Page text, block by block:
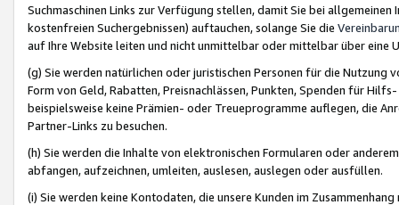
Suchmaschinen Links zur Verfügung stellen, damit Sie bei
kostenfreien Suchergebnissen) auftauchen, solange Sie die
auf Ihre Website leiten und nicht unmittelbar oder mittelbar über eine
(g) Sie werden natürlichen oder juristischen Personen für die Nutzung
Form von Geld, Rabatten, Preisnachlässen, Punkten, Spenden für
beispielsweise keine Prämien- oder Treueprogramme auflegen, die
Partner-Links zu besuchen.
(h) Sie werden die Inhalte von elektronischen Formularen oder
abfangen, aufzeichnen, umleiten, auslesen, auslegen oder ausfüllen.
(i) Sie werden keine Kontodaten, die unsere Kunden im